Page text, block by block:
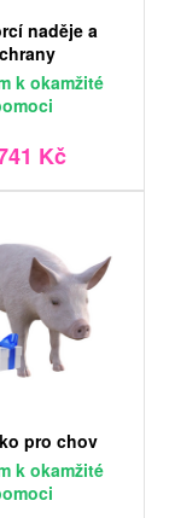
naděje a
k okamžité
Kč
pro chov
k okamžité